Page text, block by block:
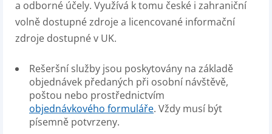
a odborné účely. Využívá k tomu české i zahraniční
volně dostupné zdroje a licencované informační
zdroje dostupné v UK.
Rešeršní služby jsou poskytovány na základě
objednávek předaných při osobní návštěvě,
poštou nebo prostřednictvím
objednávkového formuláře. Vždy musí být
písemně potvrzeny.